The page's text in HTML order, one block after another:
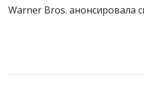
Warner Bros. анонсировала